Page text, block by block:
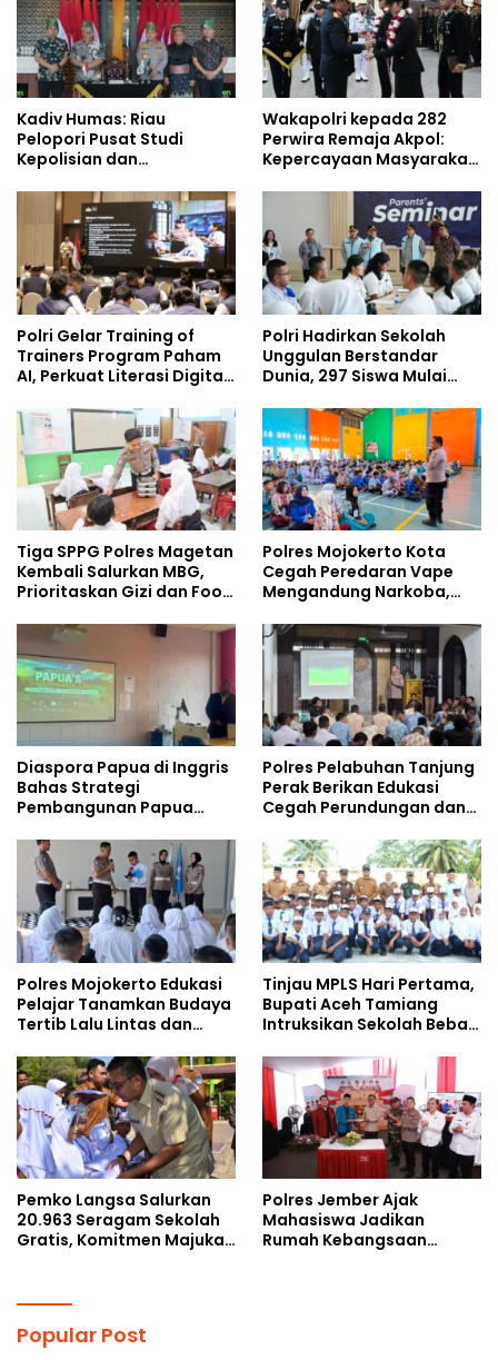
Kadiv Humas: Riau
Pelopori Pusat Studi
Kepolisian dan
Policing Masuki Babak
Wakapolri kepada 282
Perwira Remaja Akpol:
Kepercayaan Masyarakat
Polri Gelar Training of
Trainers Program Paham
AI, Perkuat Literasi Digital
Polri Hadirkan Sekolah
Unggulan Berstandar
Dunia, 297 Siswa Mulai
Tiga SPPG Polres Magetan
Kembali Salurkan MBG,
Prioritaskan Gizi dan Food
Polres Mojokerto Kota
Cegah Peredaran Vape
Mengandung Narkoba,
Kalangan Remaja
Diaspora Papua di Inggris
Bahas Strategi
Pembangunan Papua
Doktoral Internasional
Polres Pelabuhan Tanjung
Perak Berikan Edukasi
Cegah Perundungan dan
kepada Pelajar MPLS
Polres Mojokerto Edukasi
Pelajar Tanamkan Budaya
Tertib Lalu Lintas dan
Tinjau MPLS Hari Pertama,
Bupati Aceh Tamiang
Intruksikan Sekolah Bebas
Pemko Langsa Salurkan
20.963 Seragam Sekolah
Gratis, Komitmen Majukan
Polres Jember Ajak
Mahasiswa Jadikan
Rumah Kebangsaan
Popular Post